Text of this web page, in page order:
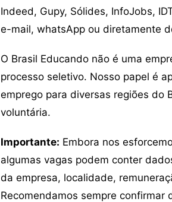
Indeed, Gupy, Sólides, InfoJobs,
e-mail, whatsApp ou diretamente
O Brasil Educando não é uma
processo seletivo. Nosso papel é
emprego para diversas regiões do
voluntária.
Importante: Embora nos
algumas vagas podem conter
da empresa, localidade,
Recomendamos sempre